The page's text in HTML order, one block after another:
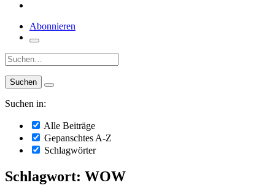
Abonnieren
Suche:
Suchen in:
Alle Beiträge
Gepanschtes A-Z
Schlagwörter
Schlagwort: WOW